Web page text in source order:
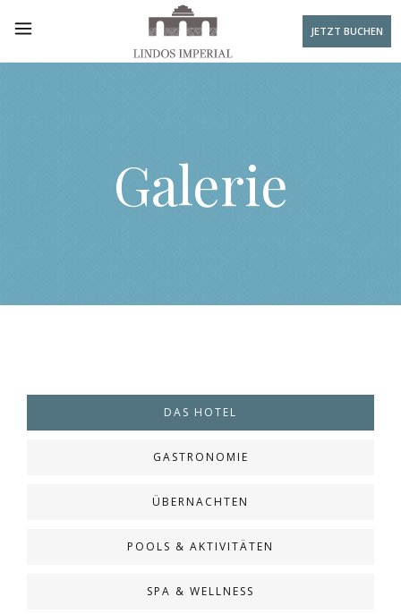
JETZT BUCHEN
Galerie
DAS HOTEL
GASTRONOMIE
ÜBERNACHTEN
POOLS & AKTIVITÄTEN
SPA & WELLNESS